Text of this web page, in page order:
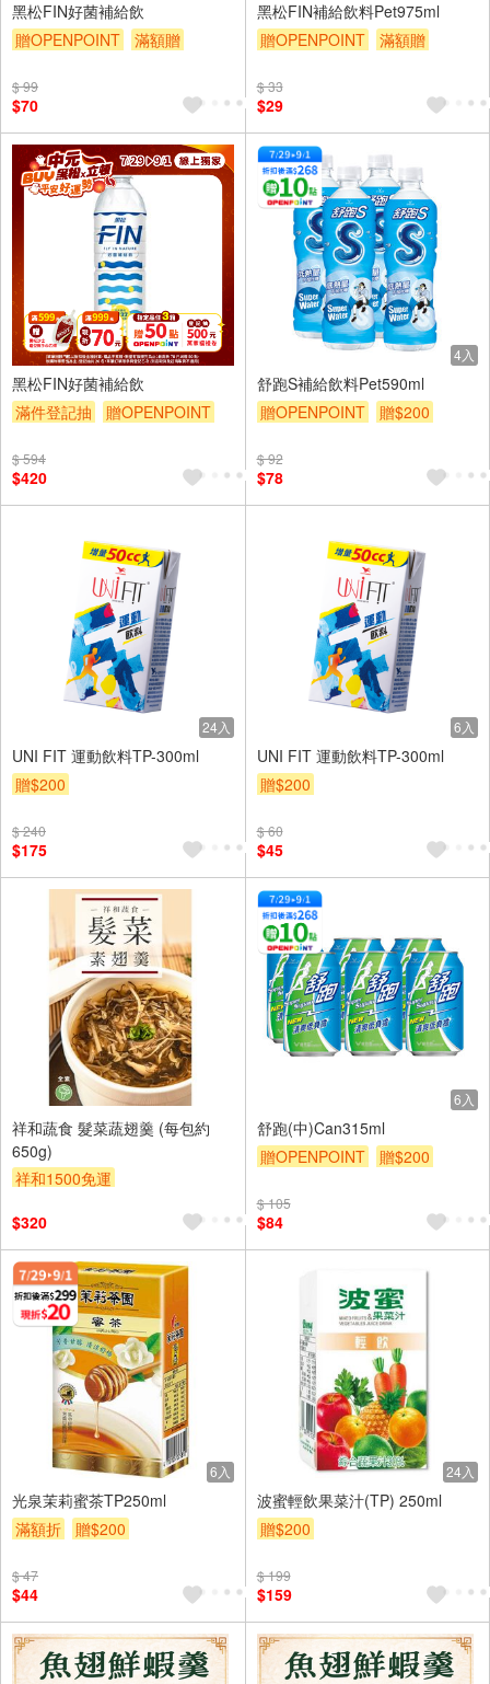
黑松FIN好菌補給飲
贈OPENPOINT
滿額贈
$ 99
$70
黑松FIN補給飲料Pet975ml
贈OPENPOINT
滿額贈
$ 33
$29
24入
黑松FIN好菌補給飲
滿件登記抽
贈OPENPOINT
滿額折
$ 594
$420
4入
舒跑S補給飲料Pet590ml
贈OPENPOINT
贈$200
$ 92
$78
24入
UNI FIT 運動飲料TP-300ml
贈$200
$ 240
$175
6入
UNI FIT 運動飲料TP-300ml
贈$200
$ 60
$45
祥和蔬食 髮菜蔬翅羹 (每包約
650g)
祥和1500免運
$320
6入
舒跑(中)Can315ml
贈OPENPOINT
贈$200
$ 105
$84
6入
光泉茉莉蜜茶TP250ml
滿額折
贈$200
$ 47
$44
24入
波蜜輕飲果菜汁(TP) 250ml
贈$200
$ 199
$159